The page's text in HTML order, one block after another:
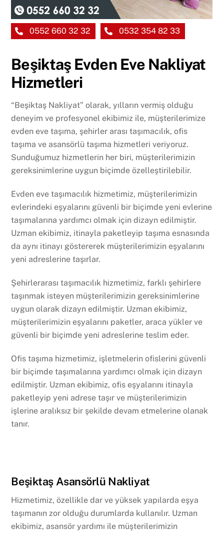
0552 660 32 32 0532 354 82 33
Beşiktaş Evden Eve Nakliyat
Hizmetleri
“Beşiktaş Nakliyat” olarak, yılların vermiş olduğu
deneyim ve profesyonel ekibimiz ile, müşterilerimize
evden eve taşıma, şehirler arası taşımacılık, ofis
taşıma ve asansörlü taşıma hizmetleri veriyoruz.
Sunduğumuz hizmetlerin her biri, müşterilerimizin
gereksinimlerine uygun biçimde özelleştirilebilir.
Evden eve taşımacılık hizmetimiz, müşterilerimizin
evlerindeki eşyalarını güvenli bir biçimde yeni evlerine
taşımalarına yardımcı olmak için dizayn edilmiştir.
Uzman ekibimiz, itinayla paketleyip taşıma esnasında
da aynı itinayı göstererek müşterilerimizin eşyalarını
yeni adreslerine taşırlar.
Şehirlerarası taşımacılık hizmetimiz, farklı şehirlere
taşınmak isteyen müşterilerimizin gereksinimlerine
uygun olarak dizayn edilmiştir. Uzman ekibimiz,
müşterilerimizin eşyalarını paketler, araca yükler ve
güvenli bir biçimde yeni adreslerine teslim eder.
Ofis taşıma hizmetimiz, işletmelerin ofislerini güvenli
bir biçimde taşımalarına yardımcı olmak için dizayn
edilmiştir. Uzman ekibimiz, ofis eşyalarını itinayla
paketleyip yeni adrese taşır ve müşterilerimizin
işlerine aralıksız bir şekilde devam etmelerine olanak
tanır.
Beşiktaş Asansörlü Nakliyat
Hizmetimiz, özellikle dar ve yüksek yapılarda eşya
taşımanın zor olduğu durumlarda kullanılır. Uzman
ekibimiz, asansör yardımı ile müşterilerimizin